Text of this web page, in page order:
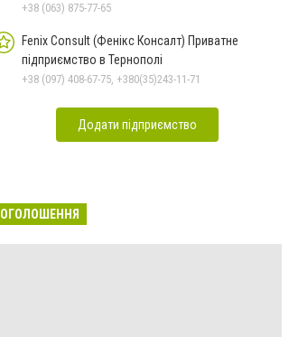
+38 (063) 875-77-65
Fenix Consult (Фенікс Консалт) Приватне
підприємство в Тернополі
+38 (097) 408-67-75, +380(35)243-11-71
Додати підприємство
ОГОЛОШЕННЯ